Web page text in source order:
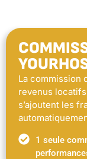
La commission
revenus
s’ajoutent les
1 seule